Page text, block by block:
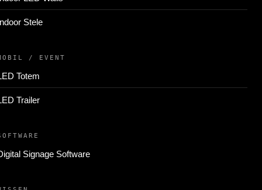
Stele
/ EVENT
Totem
Trailer
Signage Software